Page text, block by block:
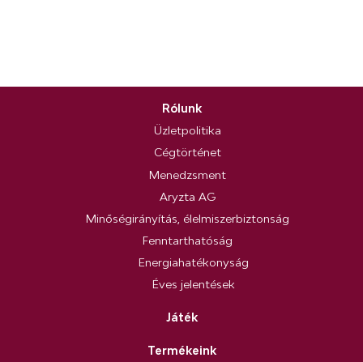
Rólunk
Üzletpolitika
Cégtörténet
Menedzsment
Aryzta AG
Minőségirányítás, élelmiszerbiztonság
Fenntarthatóság
Energiahatékonyság
Éves jelentések
Játék
Termékeink